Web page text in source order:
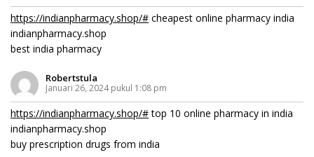
https://indianpharmacy.shop/# cheapest online pharmacy india
indianpharmacy.shop
best india pharmacy
Robertstula
Januari 26, 2024 pukul 1:08 pm
https://indianpharmacy.shop/#top 10 online pharmacy in india
indianpharmacy.shop
buy prescription drugs from india